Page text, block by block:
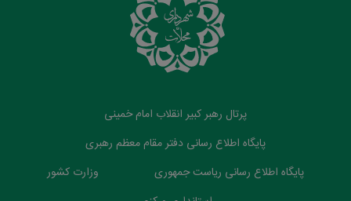
پرتال رهبر کبیر انقلاب امام خمینی
پایگاه اطلاع رسانی دفتر مقام معظم رهبری
پایگاه اطلاع رسانی ریاست جمهوری
وزارت کشور